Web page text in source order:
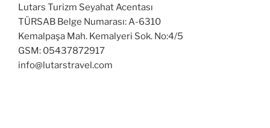
Lutars Turizm Seyahat Acentası
TÜRSAB Belge Numarası: A-6310
Kemalpaşa Mah. Kemalyeri Sok. No:4/5
GSM: 05437872917
info@lutarstravel.com